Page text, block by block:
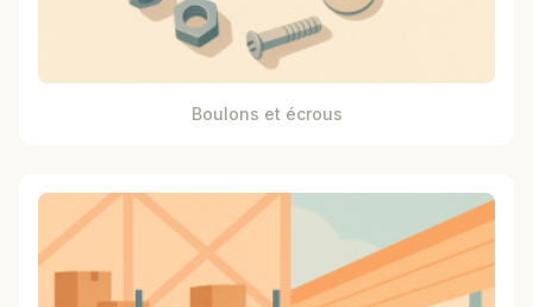
Boulons et écrous